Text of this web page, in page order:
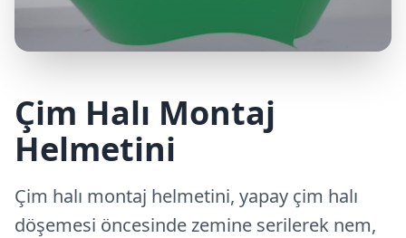
Çim Halı Montaj
Helmetini
Çim halı montaj helmetini, yapay çim halı
döşemesi öncesinde zemine serilerek nem,